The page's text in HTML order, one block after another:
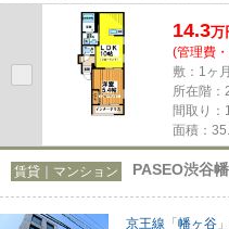
を利用でき、自転車で新宿まで...
14.3万
(管理費
敷：1ヶ
所在階：
間取り：
面積：
賃貸｜マンション PASEO渋谷
京王線 「幡ヶ谷